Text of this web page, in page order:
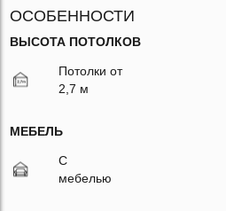
ОСОБЕННОСТИ
ВЫСОТА ПОТОЛКОВ
Потолки от
2,7 м
МЕБЕЛЬ
С
мебелью